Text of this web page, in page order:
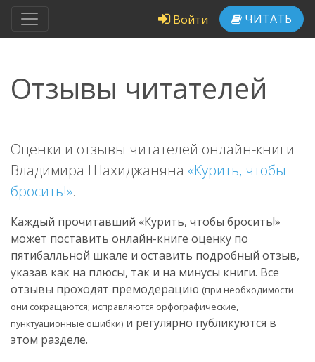
Войти ЧИТАТЬ
Отзывы читателей
Оценки и отзывы читателей онлайн-книги
Владимира Шахиджаняна «Курить, чтобы
бросить!».
Каждый прочитавший «Курить, чтобы бросить!»
может поставить онлайн-книге оценку по
пятибалльной шкале и оставить подробный отзыв,
указав как на плюсы, так и на минусы книги. Все
отзывы проходят премодерацию (при необходимости
они сокращаются; исправляются орфографические,
пунктуационные ошибки) и регулярно публикуются в
этом разделе.